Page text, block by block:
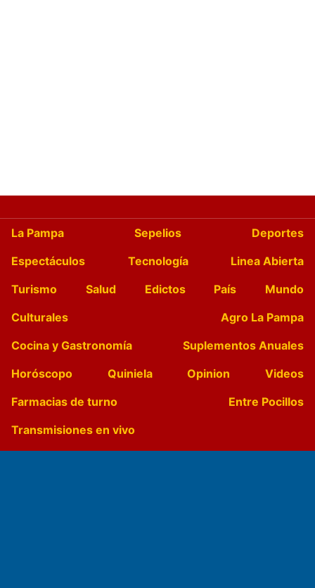
La Pampa Sepelios
Deportes
Espectáculos
Tecnología
Linea Abierta
Turismo
Salud Edictos País
Mundo
Culturales
Agro La Pampa
Cocina y Gastronomía
Suplementos Anuales
Horóscopo
Quiniela Opinion
Videos
Farmacias de turno
Entre Pocillos
Transmisiones en vivo